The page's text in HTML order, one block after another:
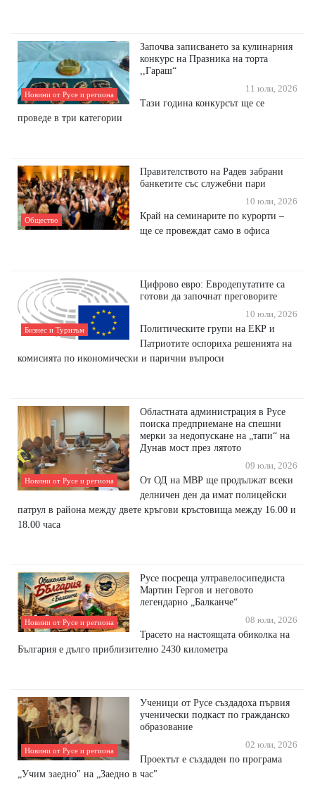
Новини от Русе и региона
Започва записването за кулинарния
конкурс на Празника на торта
,,Гараш“
11 юли, 2026
Тази година конкурсът ще се
проведе в три категории
Общество
Правителството на Радев забрани
банкетите със служебни пари
10 юли, 2026
Край на семинарите по курорти –
ще се провеждат само в офиса
Бизнес и Туризъм
Цифрово евро: Евродепутатите са
готови да започнат преговорите
10 юли, 2026
Политическите групи на ЕКР и
Патриотите оспориха решенията на
комисията по икономически и парични въпроси
Новини от Русе и региона
Областната администрация в Русе
поиска предприемане на спешни
мерки за недопускане на „тапи“ на
Дунав мост през лятото
09 юли, 2026
От ОД на МВР ще продължат всеки
делничен ден да имат полицейски
патрул в района между двете кръгови кръстовища между 16.00 и
18.00 часа
Новини от Русе и региона
Русе посреща ултравелосипедиста
Мартин Гергов и неговото
легендарно „Балканче“
08 юли, 2026
Трасето на настоящата обиколка на
България е дълго приблизително 2430 километра
Новини от Русе и региона
Ученици от Русе създадоха първия
ученически подкаст по гражданско
образование
02 юли, 2026
Проектът е създаден по програма
„Учим заедно" на „Заедно в час"